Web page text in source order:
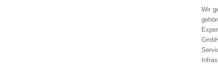
Wir